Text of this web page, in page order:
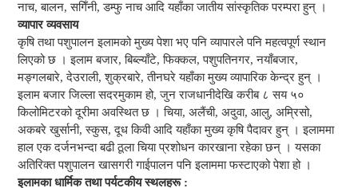
नाच, बालन, सगिँनी, डम्फु नाच आदि यहाँका जातीय सांस्कृतिक परम्परा हुन् ।
व्यापार व्यवसाय
कृषि तथा पशुपालन इलामको मुख्य पेशा भए पनि व्यापारले पनि महत्वपूर्ण स्थान
लिएको छ । इलाम बजार, बिब्ल्याँटे, फिक्कल, पशुपतिनगर, नयाँबजार,
मङ्गलबारे, देउराली, शुक्रबारे, तीनघरे यहाँका मुख्य व्यापारिक केन्द्र हुन् ।
इलाम बजार जिल्ला सदरमुकाम हो, जुन राजधानीदेखि करीब ८ सय ५०
किलोमिटरको दूरीमा अवस्थित छ । चिया, अलैंची, अदुवा, आलु, अम्रिसो,
अकबरे खुर्सानी, स्कुस, दूध किवी आदि यहाँका मुख्य कृषि पैदावर हुन् । इलाममा
हाल एक दर्जनभन्दा बढी ठूला चिया प्रशोधन कारखाना रहेका छन् । यसका
अतिरिक्त पशुपालन खासगरी गाईपालन पनि इलाममा फस्टाएको पेशा हो ।
इलामका धार्मिक तथा पर्यटकीय स्थलहरू :